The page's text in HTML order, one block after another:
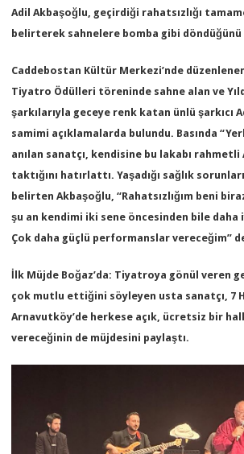
Adil Akbaşoğlu, geçirdiği rahatsızlığı
belirterek sahnelere bomba gibi döndüğünü
Caddebostan Kültür Merkezi’nde
Tiyatro Ödülleri töreninde sahne alan ve
şarkılarıyla geceye renk katan ünlü şarkıcı
samimi açıklamalarda bulundu. Basında
anılan sanatçı, kendisine bu lakabı rahmetli
taktığını hatırlattı. Yaşadığı sağlık
belirten Akbaşoğlu, “Rahatsızlığım beni
şu an kendimi iki sene öncesinden bile daha
Çok daha güçlü performanslar vereceğim”
İlk Müjde Boğaz’da: Tiyatroya gönül veren
çok mutlu ettiğini söyleyen usta sanatçı, 7
Arnavutköy’de herkese açık, ücretsiz bir
vereceğinin de müjdesini paylaştı.